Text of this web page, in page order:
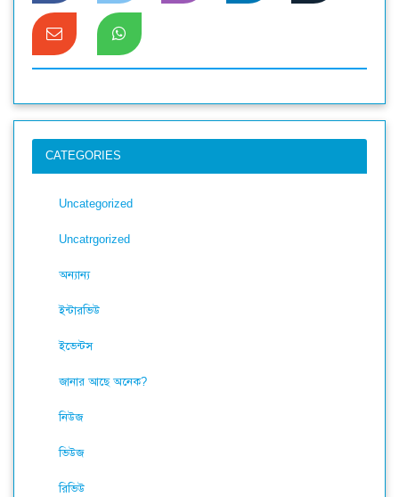
CATEGORIES
Uncategorized
Uncatrgorized
অন্যান্য
ইন্টারভিউ
ইভেন্টস
জানার আছে অনেক?
নিউজ
ভিউজ
রিভিউ